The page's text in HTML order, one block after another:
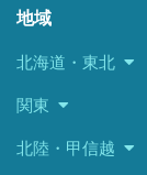
地域
北海道・東北
関東
北陸・甲信越